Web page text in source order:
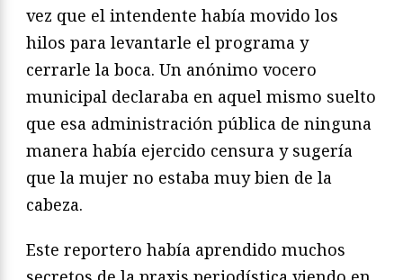
vez que el intendente había movido los
hilos para levantarle el programa y
cerrarle la boca. Un anónimo vocero
municipal declaraba en aquel mismo suelto
que esa administración pública de ninguna
manera había ejercido censura y sugería
que la mujer no estaba muy bien de la
cabeza.
Este reportero había aprendido muchos